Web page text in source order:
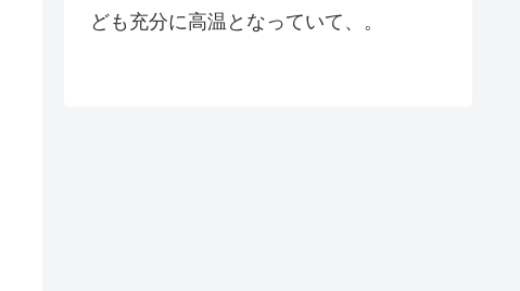
ども充分に高温となっていて、。